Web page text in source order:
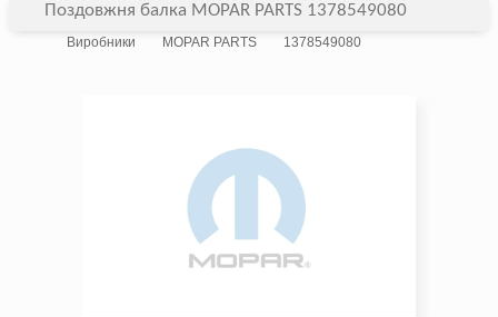
Поздовжня балка MOPAR PARTS 1378549080
Виробники MOPAR PARTS 1378549080